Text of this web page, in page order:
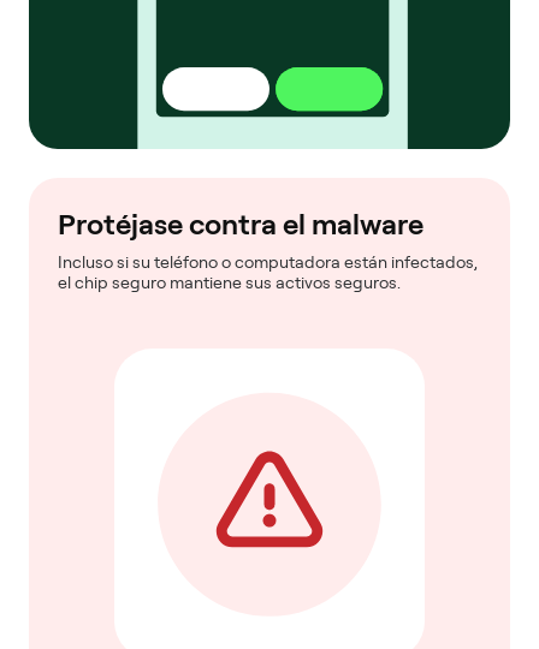
Protéjase contra el malware
Incluso si su teléfono o computadora están infectados,
el chip seguro mantiene sus activos seguros.